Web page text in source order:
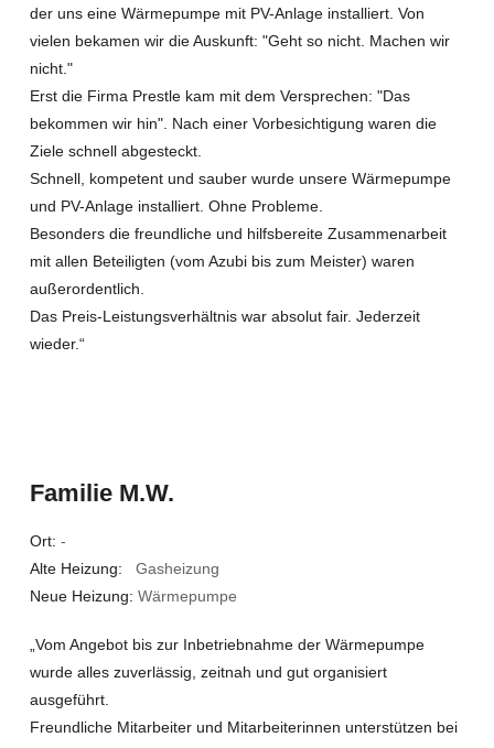
der uns eine Wärmepumpe mit PV-Anlage installiert. Von
vielen bekamen wir die Auskunft: "Geht so nicht. Machen wir
nicht."
Erst die Firma Prestle kam mit dem Versprechen: "Das
bekommen wir hin". Nach einer Vorbesichtigung waren die
Ziele schnell abgesteckt.
Schnell, kompetent und sauber wurde unsere Wärmepumpe
und PV-Anlage installiert. Ohne Probleme.
Besonders die freundliche und hilfsbereite Zusammenarbeit
mit allen Beteiligten (vom Azubi bis zum Meister) waren
außerordentlich.
Das Preis-Leistungsverhältnis war absolut fair. Jederzeit
wieder.“
Familie M.W.
Ort: -
Alte Heizung: Gasheizung
Neue Heizung: Wärmepumpe
„Vom Angebot bis zur Inbetriebnahme der Wärmepumpe
wurde alles zuverlässig, zeitnah und gut organisiert
ausgeführt.
Freundliche Mitarbeiter und Mitarbeiterinnen unterstützen bei